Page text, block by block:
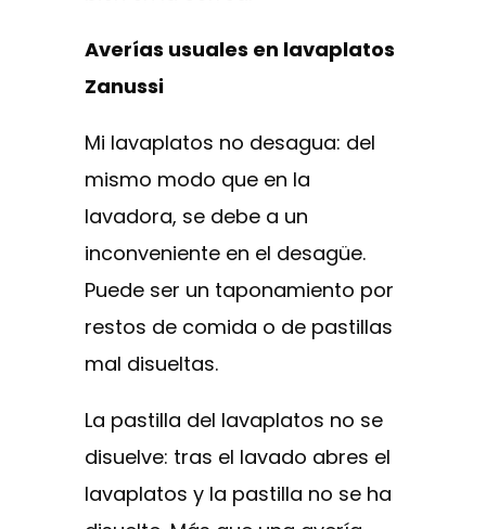
Averías usuales en lavaplatos
Zanussi
Mi lavaplatos no desagua: del
mismo modo que en la
lavadora, se debe a un
inconveniente en el desagüe.
Puede ser un taponamiento por
restos de comida o de pastillas
mal disueltas.
La pastilla del lavaplatos no se
disuelve: tras el lavado abres el
lavaplatos y la pastilla no se ha